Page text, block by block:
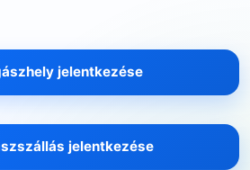
jelentkezése
jelentkezése